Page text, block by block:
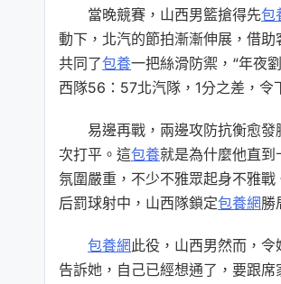
當晚競賽，山西男籃搶得先包
動下，北汽的節拍漸漸伸展，借
共同了包養一把絲滑防禦，“年夜
西隊56：57北汽隊，1分之差，令
易邊再戰，兩邊攻防抗衡愈
次打平。這包養就是為什麼他直
氛圍嚴重，不少不雅眾起身不雅
后罰球射中，山西隊鎖定包養網勝
包養網 此役，山西男然而，
告訴她，自己已經想通了，要跟